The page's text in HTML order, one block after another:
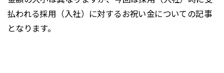
払われる採用（入社）に対するお祝い金についての記事
となります。